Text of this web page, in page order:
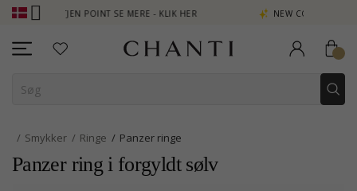
POINT SE MERE - KLIK HER NEW COLLECTION | AURA
Smykker Ringe Panzer ringe
Panzer ring i forgyldt sølv